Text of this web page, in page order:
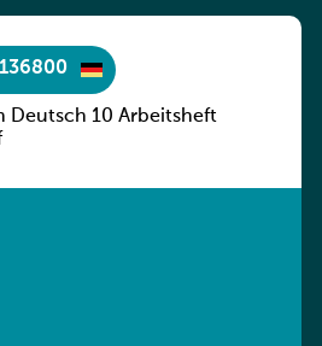
Deutsch 10 Arbeitsheft